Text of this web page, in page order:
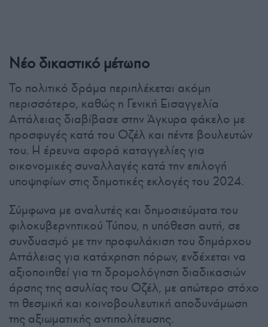
Νέο δικαστικό μέτωπο
Το πολιτικό δράμα περιπλέκεται ακόμη
περισσότερο, καθώς η Γενική Εισαγγελία
Αττάλειας διαβίβασε στην Άγκυρα φάκελο με
προσφυγές κατά του Οζέλ και πέντε βουλευτών
του. Η έρευνα αφορά καταγγελίες για
οικονομικές συναλλαγές κατά την επιλογή
υποψηφίων στις δημοτικές εκλογές του 2024.
Σύμφωνα με αναλυτές και δημοσιεύματα του
φιλοκυβερνητικού Τύπου, η υπόθεση αυτή, σε
συνδυασμό με την προφυλάκιση του δημάρχου
Αττάλειας για κατάχρηση πόρων, ενδέχεται να
αξιοποιηθεί για τη δρομολόγηση διαδικασιών
άρσης της ασυλίας του Οζέλ, με απώτερο στόχο
τη θεσμική και κοινοβουλευτική αποδυνάμωση
της αξιωματικής αντιπολίτευσης.